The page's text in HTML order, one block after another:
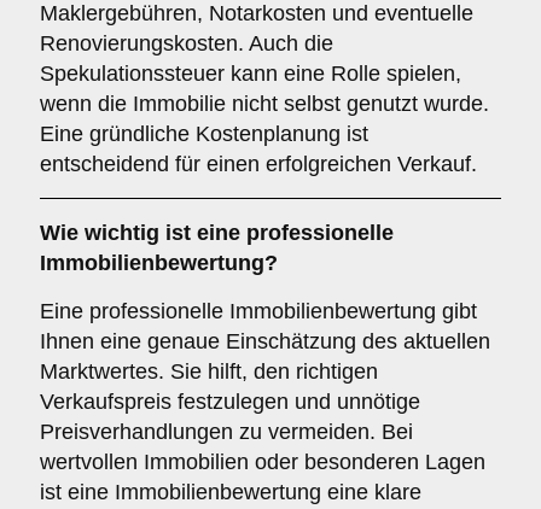
Maklergebühren, Notarkosten und eventuelle
Renovierungskosten. Auch die
Spekulationssteuer kann eine Rolle spielen,
wenn die Immobilie nicht selbst genutzt wurde.
Eine gründliche Kostenplanung ist
entscheidend für einen erfolgreichen Verkauf.
Wie wichtig ist eine professionelle
Immobilienbewertung?
Eine professionelle Immobilienbewertung gibt
Ihnen eine genaue Einschätzung des aktuellen
Marktwertes. Sie hilft, den richtigen
Verkaufspreis festzulegen und unnötige
Preisverhandlungen zu vermeiden. Bei
wertvollen Immobilien oder besonderen Lagen
ist eine Immobilienbewertung eine klare